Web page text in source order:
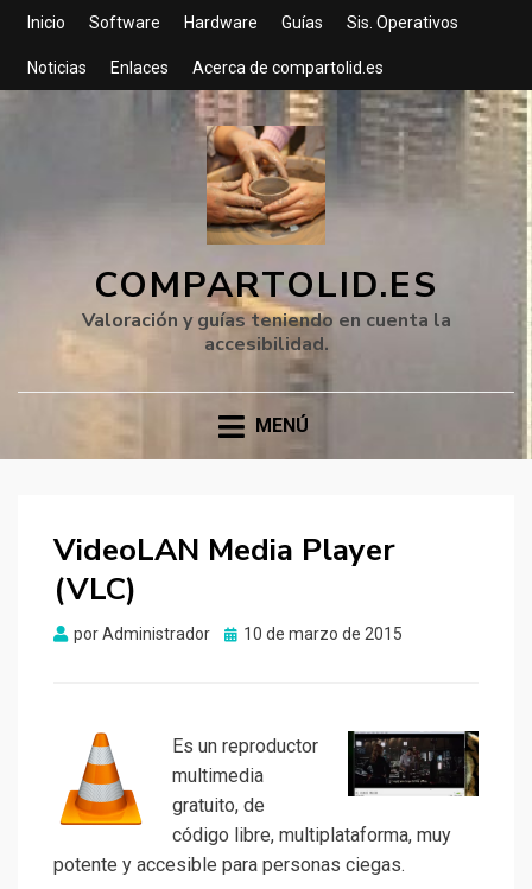
Inicio Software Hardware Guías Sis. Operativos
Noticias Enlaces Acerca de compartolid.es
COMPARTOLID.ES
Valoración y guías teniendo en cuenta la
accesibilidad.
MENÚ
VideoLAN Media Player
(VLC)
porAdministrador
Publicado
10 de marzo de 2015
Es un reproductor
multimedia
gratuito, de
código libre, multiplataforma, muy
potente y accesible para personas ciegas.